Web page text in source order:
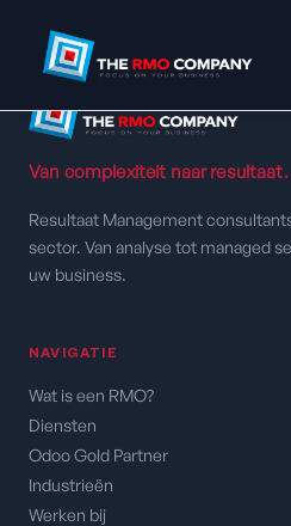
Van complexiteit naar resultaat.
Resultaat Management
sector. Van analyse tot managed
uw business.
NAVIGATIE
Wat is een RMO?
Diensten
Odoo Gold Partner
Industrieën
Werken bij